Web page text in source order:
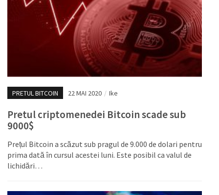
PRETUL BITCOIN 22 MAI 2020 / Ike
Pretul criptomenedei Bitcoin scade sub
9000$
Prețul Bitcoin a scăzut sub pragul de 9.000 de dolari pentru
prima dată în cursul acestei luni. Este posibil ca valul de
lichidări…